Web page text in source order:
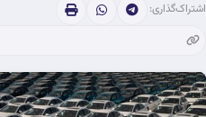
اشتراک‌گذاری: